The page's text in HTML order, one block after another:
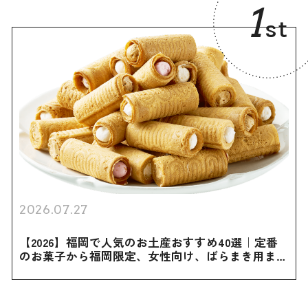
1st
2026.07.27
【2026】福岡で人気のお土産おすすめ40選｜定番
のお菓子から福岡限定、女性向け、ばらまき用まで